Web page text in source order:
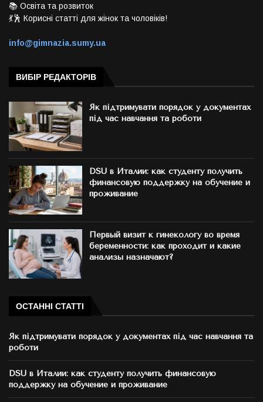
📚 Освіта та розвиток
💃🕺 Корисні статті для жінок та чоловіків!
info@gimnazia.sumy.ua
ВИБІР РЕДАКТОРІВ
Як підтримувати порядок у документах
під час навчання та роботи
DSU в Италии: как студенту получить
финансовую поддержку на обучение и
проживание
Первый визит к гинекологу во время
беременности: как проходит и какие
анализы назначают?
ОСТАННІ СТАТТІ
Як підтримувати порядок у документах під час навчання та
роботи
DSU в Италии: как студенту получить финансовую
поддержку на обучение и проживание